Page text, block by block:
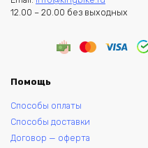
12.00 – 20.00 без выходных
Помощь
Способы оплаты
Способы доставки
Договор — оферта